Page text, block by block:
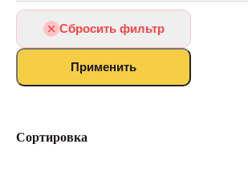
Ковролин с грязезащитой
Выставочный ковролин
По ширине
По длине
Сортировка
Сбросить фильтр
Применить